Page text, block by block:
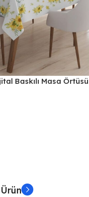
Baskılı Masa Örtüsü